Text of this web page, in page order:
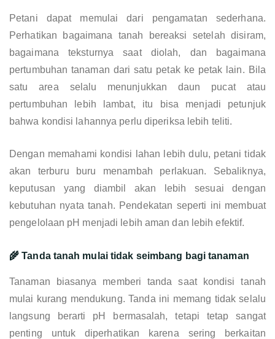
Petani dapat memulai dari pengamatan sederhana.
Perhatikan bagaimana tanah bereaksi setelah disiram,
bagaimana teksturnya saat diolah, dan bagaimana
pertumbuhan tanaman dari satu petak ke petak lain. Bila
satu area selalu menunjukkan daun pucat atau
pertumbuhan lebih lambat, itu bisa menjadi petunjuk
bahwa kondisi lahannya perlu diperiksa lebih teliti.
Dengan memahami kondisi lahan lebih dulu, petani tidak
akan terburu buru menambah perlakuan. Sebaliknya,
keputusan yang diambil akan lebih sesuai dengan
kebutuhan nyata tanah. Pendekatan seperti ini membuat
pengelolaan pH menjadi lebih aman dan lebih efektif.
🌾 Tanda tanah mulai tidak seimbang bagi tanaman
Tanaman biasanya memberi tanda saat kondisi tanah
mulai kurang mendukung. Tanda ini memang tidak selalu
langsung berarti pH bermasalah, tetapi tetap sangat
penting untuk diperhatikan karena sering berkaitan